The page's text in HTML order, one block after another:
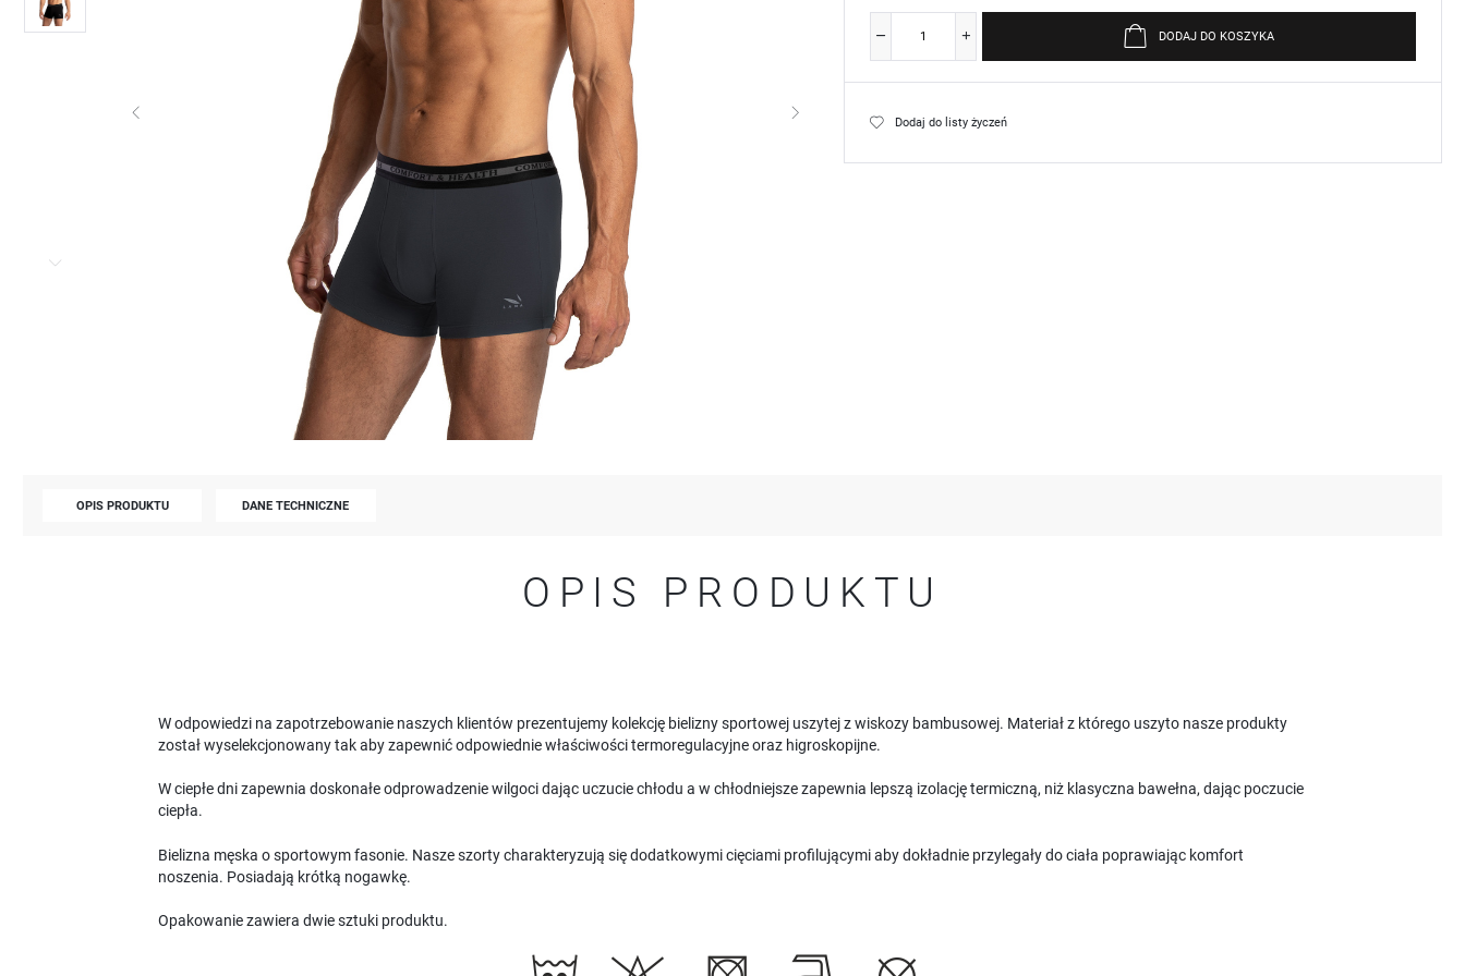
DODAJ DO KOSZYKA
Dodaj do listy życzeń
OPIS PRODUKTU DANE TECHNICZNE
OPIS PRODUKTU
W odpowiedzi na zapotrzebowanie naszych klientów prezentujemy kolekcję bielizny sportowej uszytej z wiskozy bambusowej. Materiał z którego uszyto nasze produkty
został wyselekcjonowany tak aby zapewnić odpowiednie właściwości termoregulacyjne oraz higroskopijne.
W ciepłe dni zapewnia doskonałe odprowadzenie wilgoci dając uczucie chłodu a w chłodniejsze zapewnia lepszą izolację termiczną, niż klasyczna bawełna, dając poczucie
ciepła.
Bielizna męska o sportowym fasonie. Nasze szorty charakteryzują się dodatkowymi cięciami profilującymi aby dokładnie przylegały do ciała poprawiając komfort
noszenia. Posiadają krótką nogawkę.
Opakowanie zawiera dwie sztuki produktu.